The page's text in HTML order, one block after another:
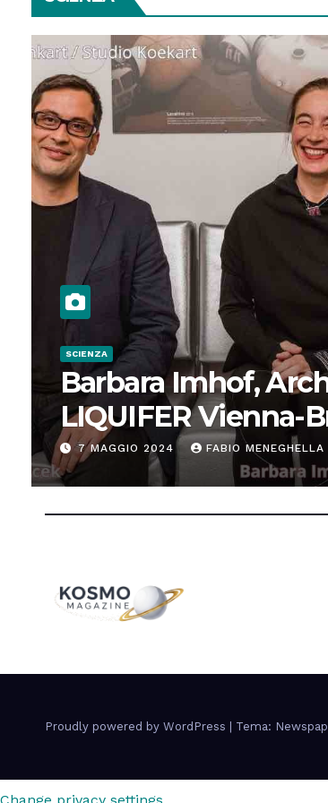
SCIENZA
Barbara Imhof,
LIQUIFER Vienna-
“Progettiamo
7 MAGGIO 2024 FABIO MENEGHELLA
Proudly powered by WordPress Tema: